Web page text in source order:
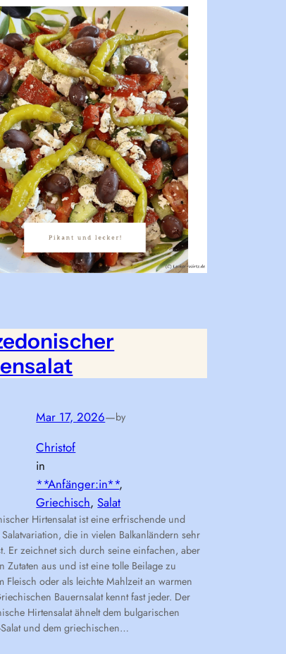
Mar 17, 2026—by
Christof
in
**Anfänger:in**
Griechisch, Salat
Hirtensalat ist eine erfrischende und
die in vielen Balkanländern sehr
Er zeichnet sich durch seine einfachen, aber
Zutaten aus und ist eine tolle Beilage zu
Fleisch oder als leichte Mahlzeit an warmen
Bauernsalat kennt fast jeder. Der
Hirtensalat ähnelt dem bulgarischen
Salat und dem griechischen…